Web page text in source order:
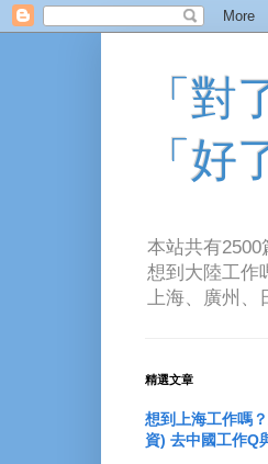
「
「好
本站共有
想到大陸工作
上海、廣州、
精選文章
想到上海工作嗎
資) 去中國工作Q